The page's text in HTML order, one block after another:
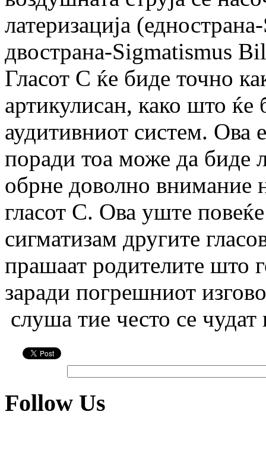
латеризација
двострана-Sigmatismus
Гласот С ќе биде точно
артикулисан, како што
аудитивниот систем. Ова
поради тоа може да биде
обрне доволно внимание
гласот С. Ова уште
сигматизам другите
прашаат родителите што
заради погрешниот
слуша тие често се
Follow Us